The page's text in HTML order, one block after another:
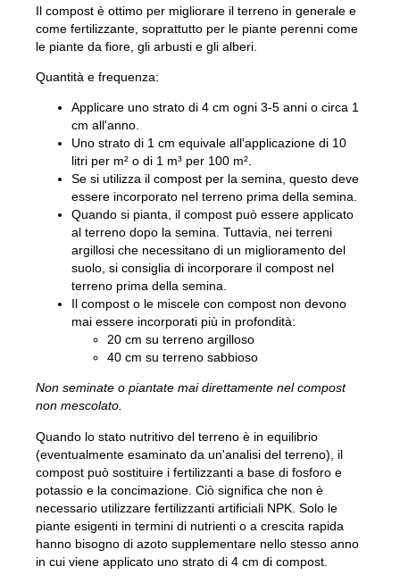
Compost
Demolizione e ristrutturazione
Più informazioni
Orari di apertura
Tariffe rifiuti (private)
Link alle regole di base di BRK
Guida AT
Regolamenti sui rifiuti
Self-service
I miei rifiuti
Portale dei rifiuti
Svuotare il calendario e altro ancora.
Contattateci
Offerte di lavoro
L'azienda BOFA
Il compost è ottimo per migliorare il terreno in generale e
come fertilizzante, soprattutto per le piante perenni come
le piante da fiore, gli arbusti e gli alberi.
Quantità e frequenza:
Applicare uno strato di 4 cm ogni 3-5 anni o circa 1
cm all'anno.
Uno strato di 1 cm equivale all'applicazione di 10
litri per m² o di 1 m³ per 100 m².
Se si utilizza il compost per la semina, questo deve
essere incorporato nel terreno prima della semina.
Quando si pianta, il compost può essere applicato
al terreno dopo la semina. Tuttavia, nei terreni
argillosi che necessitano di un miglioramento del
suolo, si consiglia di incorporare il compost nel
terreno prima della semina.
Il compost o le miscele con compost non devono
mai essere incorporati più in profondità:
20 cm su terreno argilloso
40 cm su terreno sabbioso
Non seminate o piantate mai direttamente nel compost
non mescolato.
Quando lo stato nutritivo del terreno è in equilibrio
(eventualmente esaminato da un'analisi del terreno), il
compost può sostituire i fertilizzanti a base di fosforo e
potassio e la concimazione. Ciò significa che non è
necessario utilizzare fertilizzanti artificiali NPK. Solo le
piante esigenti in termini di nutrienti o a crescita rapida
hanno bisogno di azoto supplementare nello stesso anno
in cui viene applicato uno strato di 4 cm di compost.